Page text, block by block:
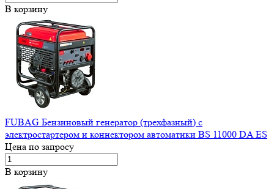
В корзину
FUBAG Бензиновый генератор (трехфазный) с
электростартером и коннектором автоматики BS 11000 DA ES
Цена по запросу
В корзину